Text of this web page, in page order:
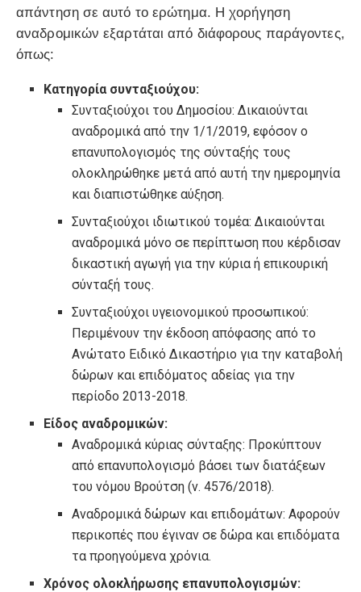
απάντηση σε αυτό το ερώτημα. Η χορήγηση
αναδρομικών εξαρτάται από διάφορους παράγοντες,
όπως:
Κατηγορία συνταξιούχου:
Συνταξιούχοι του Δημοσίου: Δικαιούνται
αναδρομικά από την 1/1/2019, εφόσον ο
επανυπολογισμός της σύνταξής τους
ολοκληρώθηκε μετά από αυτή την ημερομηνία
και διαπιστώθηκε αύξηση.
Συνταξιούχοι ιδιωτικού τομέα: Δικαιούνται
αναδρομικά μόνο σε περίπτωση που κέρδισαν
δικαστική αγωγή για την κύρια ή επικουρική
σύνταξή τους.
Συνταξιούχοι υγειονομικού προσωπικού:
Περιμένουν την έκδοση απόφασης από το
Ανώτατο Ειδικό Δικαστήριο για την καταβολή
δώρων και επιδόματος αδείας για την
περίοδο 2013-2018.
Είδος αναδρομικών:
Αναδρομικά κύριας σύνταξης: Προκύπτουν
από επανυπολογισμό βάσει των διατάξεων
του νόμου Βρούτση (ν. 4576/2018).
Αναδρομικά δώρων και επιδομάτων: Αφορούν
περικοπές που έγιναν σε δώρα και επιδόματα
τα προηγούμενα χρόνια.
Χρόνος ολοκλήρωσης επανυπολογισμών: